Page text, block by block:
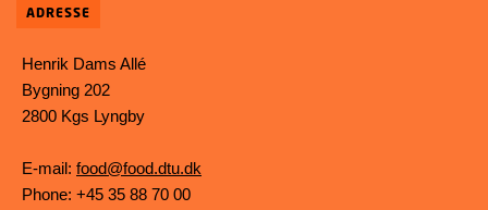
ADRESSE
Henrik Dams Allé
Bygning 202
2800 Kgs Lyngby
E-mail: food@food.dtu.dk
Phone: +45 35 88 70 00